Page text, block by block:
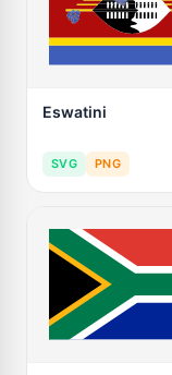
Eswatini
SVG PNG